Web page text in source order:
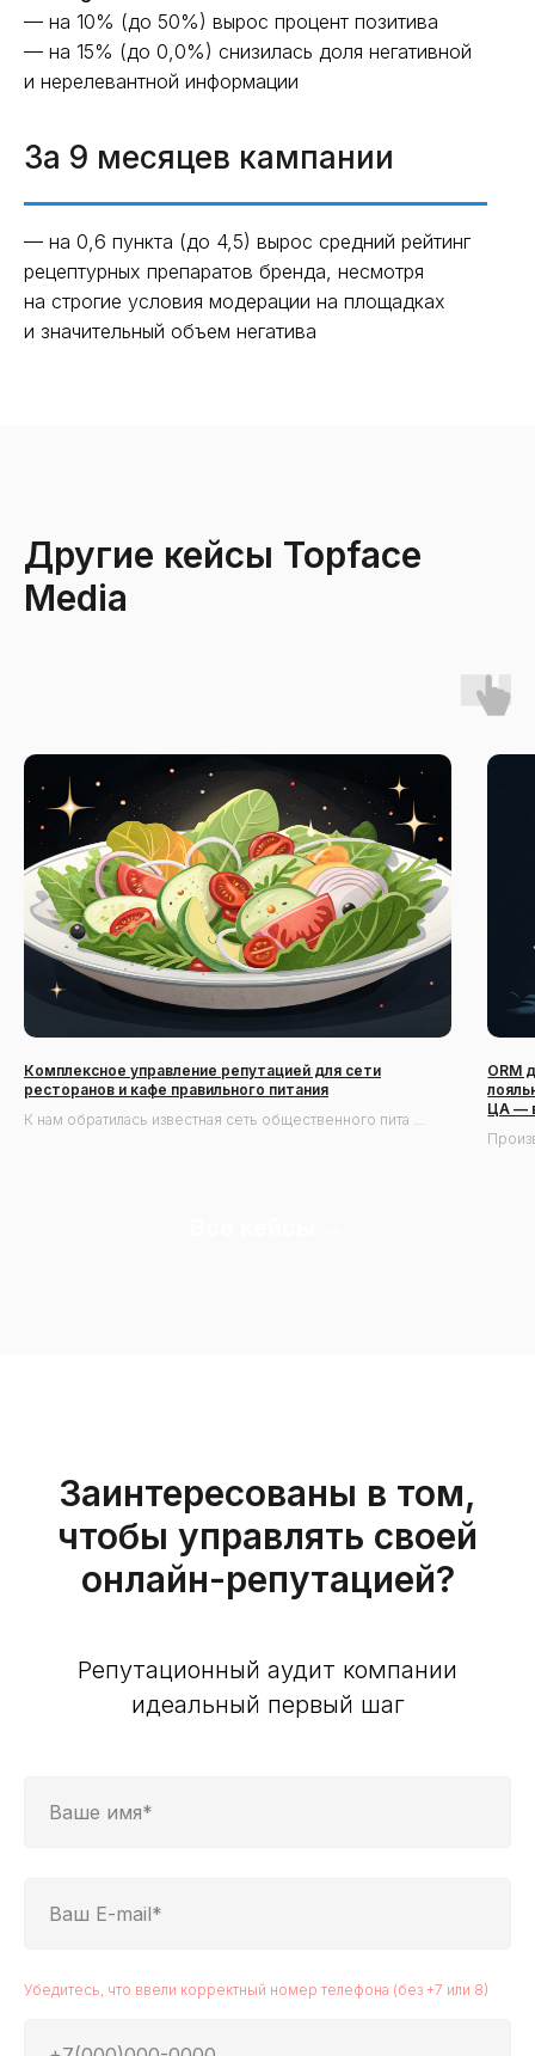
— на 10% (до 50%) вырос процент позитива
— на 15% (до 0,0%) снизилась доля негативной
и нерелевантной информации
За 9 месяцев кампании
— на 0,6 пункта (до 4,5) вырос средний рейтинг
рецептурных препаратов бренда, несмотря
на строгие условия модерации на площадках
и значительный объем негатива
Другие кейсы Topface
Media
Комплексное управление репутацией для сети
ресторанов и кафе правильного питания
К нам обратилась известная сеть общественного пита ...
ORM
ЦА —
Заинтересованы в том,
чтобы управлять своей
онлайн-репутацией?
Репутационный аудит компании
идеальный первый шаг
Убедитесь, что ввели корректный номер телефона (без +7 или 8)